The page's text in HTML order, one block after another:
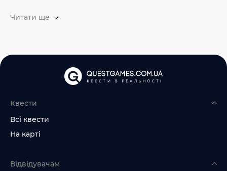
Читати ще
Квести
Всі квести
На карті
Відвідувачам